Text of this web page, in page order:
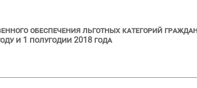
обеспечения льготных категорий
и 1 полугодии 2018 года